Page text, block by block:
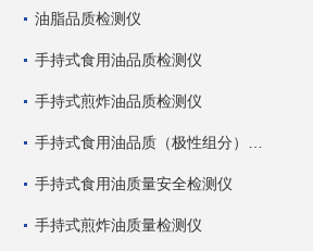
油脂品质检测仪
手持式食用油品质检测仪
手持式煎炸油品质检测仪
手持式食用油质量安全检测仪
手持式煎炸油质量检测仪